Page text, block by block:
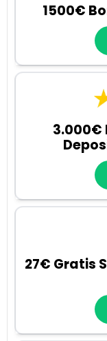
1500€
3.000€
27€ Gratis